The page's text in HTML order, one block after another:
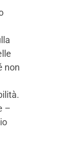
non
–